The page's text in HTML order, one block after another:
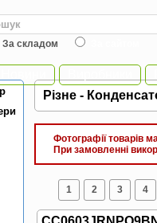
За складом
Рiзне -
Фотографії товарів
При замовленні
1 2 3 4